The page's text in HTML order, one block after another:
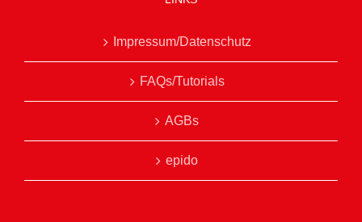
Impressum/Datenschutz
FAQs/Tutorials
AGBs
epido